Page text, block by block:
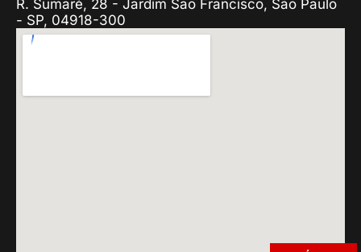
R. Sumaré, 28 - Jardim Sao Francisco, São Paulo
- SP, 04918-300